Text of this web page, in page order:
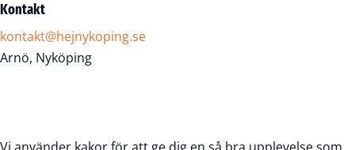
Kontakt
kontakt@hejnykoping.se
Arnö, Nyköping